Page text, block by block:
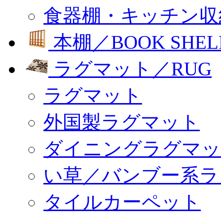
食器棚・キッチン
本棚／BOOK
ラグマット／RUG
ラグマット
外国製ラグマット
ダイニングラグマ
い草／バンブー系
タイルカーペット